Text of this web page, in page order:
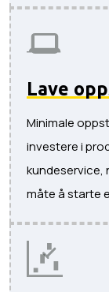
Lave
Minimale
investere i
kundeservice,
måte å starte